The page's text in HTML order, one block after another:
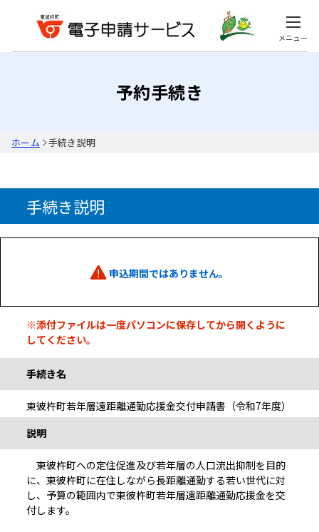
メニュー
予約手続き
ホーム 手続き説明
手続き説明
申込期間ではありません。
※添付ファイルは一度パソコンに保存してから開くように
してください。
手続き名
東彼杵町若年層遠距離通勤応援金交付申請書（令和7年度）
説明
東彼杵町への定住促進及び若年層の人口流出抑制を目的
に、東彼杵町に在住しながら長距離通勤する若い世代に対
し、予算の範囲内で東彼杵町若年層遠距離通勤応援金を交
付します。